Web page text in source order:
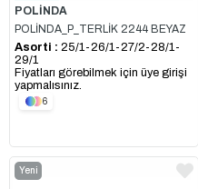
POLİNDA
POLİNDA_P_TERLİK 2244 BEYAZ
Asorti : 25/1-26/1-27/2-28/1-
29/1
Fiyatları görebilmek için üye girişi
yapmalısınız.
6
Yeni